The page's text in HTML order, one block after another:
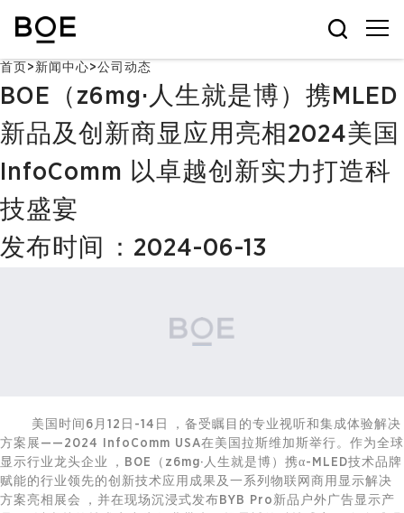
首页 > 新闻中心>公司动态
BOE（z6mg·人生就是博）携MLED
新品及创新商显应用亮相2024美国
InfoComm 以卓越创新实力打造科
技盛宴
发布时间：2024-06-13
美国时间6月12日-14日，备受瞩目的专业视听和集成体验解决
方案展——2024 InfoComm USA在美国拉斯维加斯举行。作为全球
显示行业龙头企业，BOE（z6mg·人生就是博）携α-MLED技术品牌
赋能的行业领先的创新技术应用成果及一系列 物联网 商用显示解决
方案亮相展会，并在现场沉浸式发布BYB Pro新品户外广告显示产